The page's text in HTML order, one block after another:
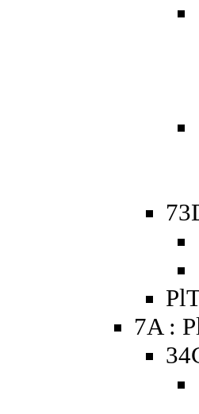
7A :